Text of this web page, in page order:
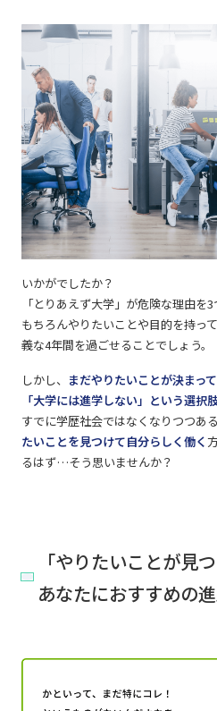
いかがでしたか？
「とりあえず大学」が危険な理由を3
もちろんやりたいことや目的を持っ
義な4年間を過ごせることでしょう。
しかし、 まだやりたいことが決まっ
「大学には進学しない」という選択
すでに学歴社会ではなくなりつつあ
たいことを見つけて自分らしく働く
るはず…そう思いませんか？
「やりたいことが見
あなたにおすすめの進